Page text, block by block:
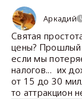
Аркадий
Святая
цены? Прошлый
если мы
налогов... их
от 15 до 30
то аттракцион